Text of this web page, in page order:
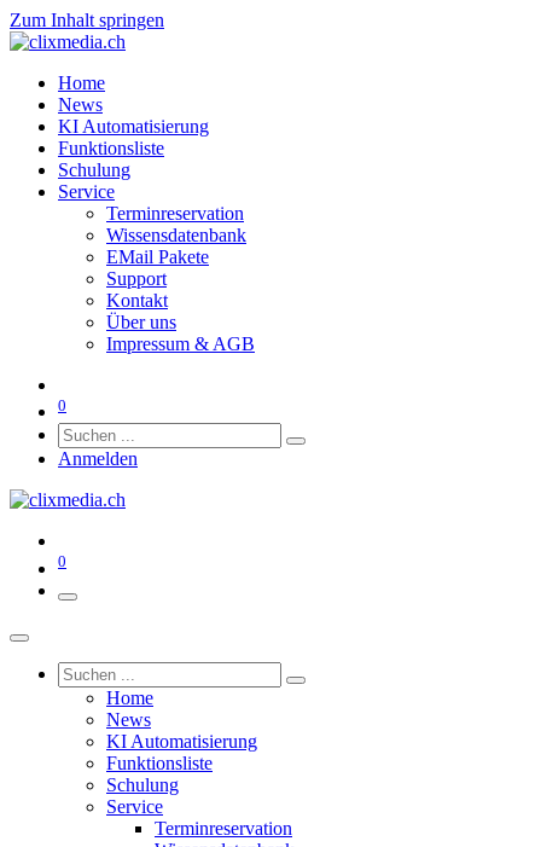
Zum Inhalt springen
Home
News
KI Automatisierung
Funktionsliste
Schulung
Service
Terminreservation
Wissensdatenbank
EMail Pakete
Support
Kontakt
Über uns
Impressum & AGB
0
Anmelden
0
Home
News
KI Automatisierung
Funktionsliste
Schulung
Service
Terminreservation